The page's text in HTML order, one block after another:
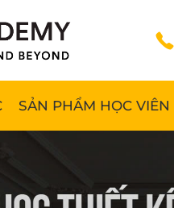
SẢN PHẨM HỌC VIÊN